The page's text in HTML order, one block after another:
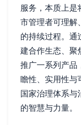
服务，本质上是
市管理者可理解
的持续过程。通
建合作生态、聚
推广一系列产品
瞻性、实用性与
国家治理体系与
的智慧与力量。